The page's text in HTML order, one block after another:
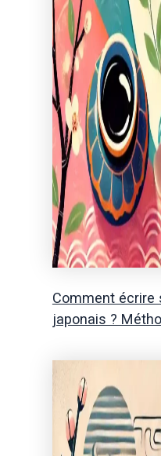
Comment écrire
japonais ?